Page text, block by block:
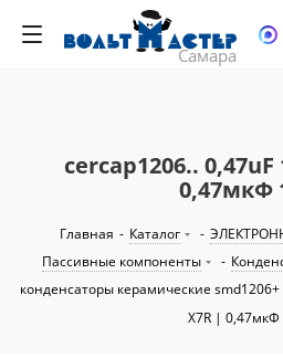
cercap1206.. 0,47uF
0,47мкФ
Главная - Каталог -
Пассивные компоненты
-
конденсаторы керамические smd1206+
X7R | 0,47мкФ